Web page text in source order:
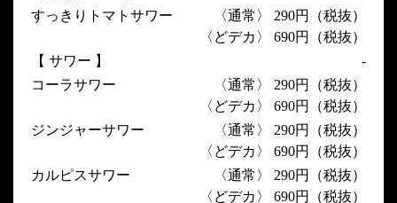
すっきりトマトサワー
〈通常〉 290円（税抜）
〈どデカ〉 690円（税抜）
【 サワー 】
-
コーラサワー
〈通常〉 290円（税抜）
〈どデカ〉 690円（税抜）
ジンジャーサワー
〈通常〉 290円（税抜）
〈どデカ〉 690円（税抜）
カルピスサワー
〈通常〉 290円（税抜）
〈どデカ〉 690円（税抜）